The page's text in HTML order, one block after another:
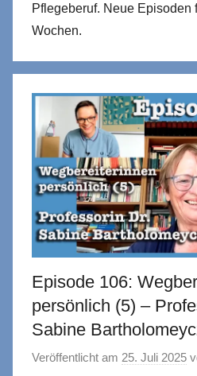
Pflegeberuf. Neue Episoden
Wochen.
Episode 106:
persönlich (5) –
Sabine
Veröffentlicht am 25. Juli 2025